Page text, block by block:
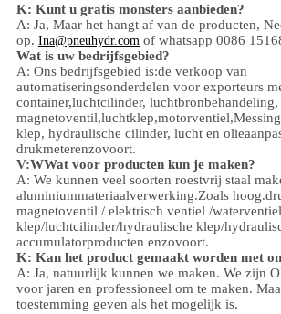
K: Kunt u gratis monsters aanbieden?
A: Ja, Maar het hangt af van de producten,
op. Ina@pneuhydr.com of whatsapp 0086
Wat is uw bedrijfsgebied?
A: Ons bedrijfsgebied is:de verkoop van
automatiseringsonderdelen voor exporteurs
container,luchtcilinder, luchtbronbehandeling,
magnetoventil,luchtklep,motorventiel,
klep, hydraulische cilinder, lucht en olie
drukmeterenzovoort.
V:WWat voor producten kun je maken?
A: We kunnen veel soorten roestvrij staal
aluminiummateriaalverwerking.Zoals hoog.
magnetoventil / elektrisch ventiel /
klep/luchtcilinder/hydraulische klep/
accumulatorproducten enzovoort.
K: Kan het product gemaakt worden met
A: Ja, natuurlijk kunnen we maken. We zijn
voor jaren en professioneel om te maken.
toestemming geven als het mogelijk is.